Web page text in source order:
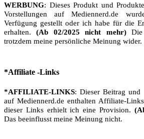
WERBUNG: Dieses Produkt und
Vorstellungen auf Mediennerd.de
Verfügung gestellt oder ich habe für die
erhalten.(Ab 02/2025 nicht mehr)Die
trotzdem meine persönliche Meinung wider.
*Affiliate -Links
*AFFILIATE-LINKS: Dieser Beitrag und
auf Mediennerd.de enthalten Affiliate-
dieser Links erhielt ich eine Provision.
Das beeinflusst meine Meinung nicht.